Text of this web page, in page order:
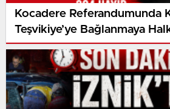
Kocadere Referandumunda
Teşvikiye’ye Bağlanmaya
Destek